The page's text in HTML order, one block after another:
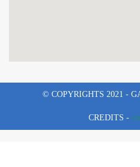
© COPYRIGHTS 2021 -
CREDITS -